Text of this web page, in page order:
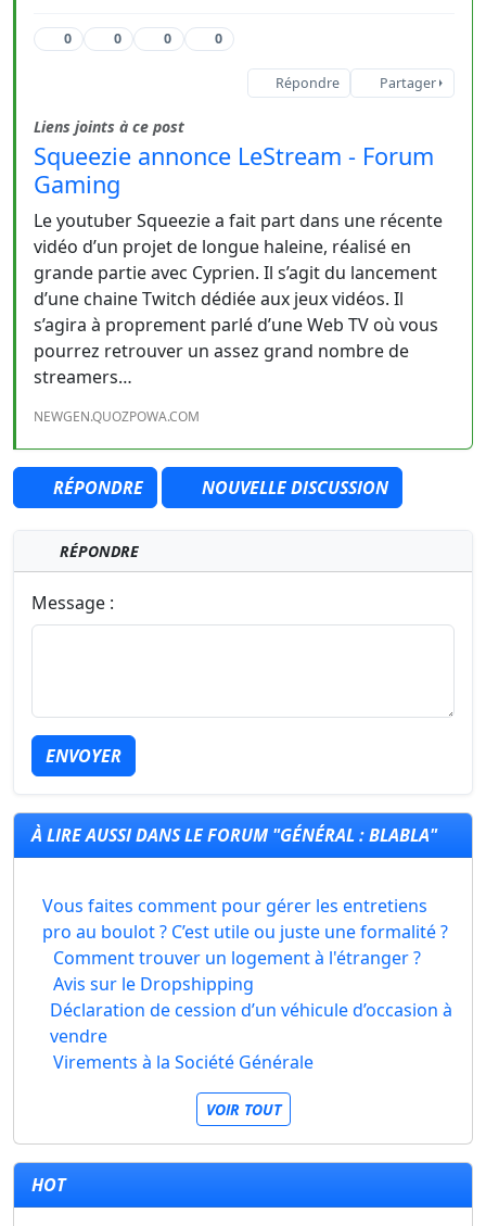
0 0 0 0
Répondre Partager
Liens joints à ce post
Squeezie annonce LeStream - Forum
Gaming
Le youtuber Squeezie a fait part dans une récente
vidéo d’un projet de longue haleine, réalisé en
grande partie avec Cyprien. Il s’agit du lancement
d’une chaine Twitch dédiée aux jeux vidéos. Il
s’agira à proprement parlé d’une Web TV où vous
pourrez retrouver un assez grand nombre de
streamers…
NEWGEN.QUOZPOWA.COM
RÉPONDRE NOUVELLE DISCUSSION
RÉPONDRE
Message :
ENVOYER
À LIRE AUSSI DANS LE FORUM "GÉNÉRAL : BLABLA"
Vous faites comment pour gérer les entretiens
pro au boulot ? C’est utile ou juste une formalité ?
Comment trouver un logement à l'étranger ?
Avis sur le Dropshipping
Déclaration de cession d’un véhicule d’occasion à
vendre
Virements à la Société Générale
VOIR TOUT
HOT